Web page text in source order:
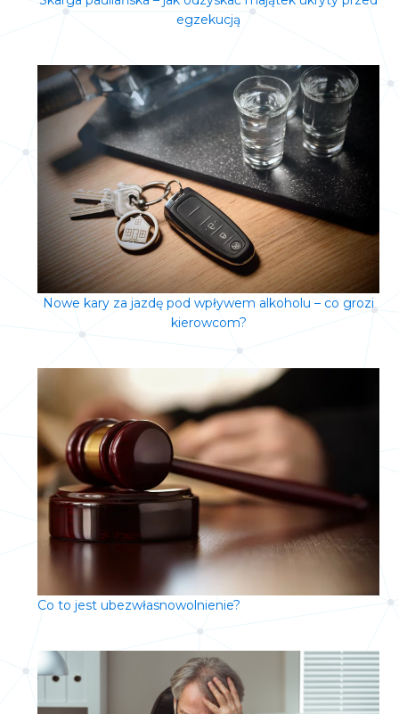
egzekucją
Nowe kary za jazdę pod wpływem alkoholu – co grozi
kierowcom?
Co to jest ubezwłasnowolnienie?